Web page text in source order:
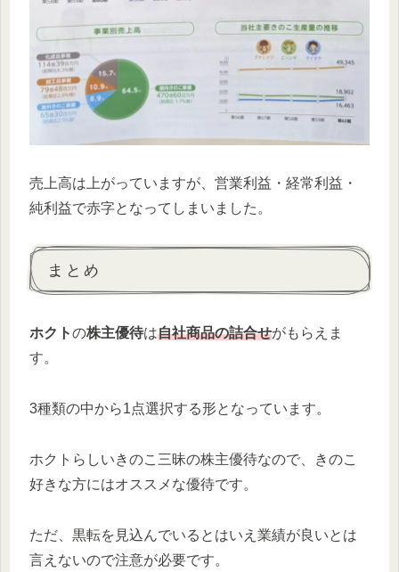
売上高は上がっていますが、営業利益・経常利益・
純利益で赤字となってしまいました。
まとめ
ホクトの株主優待は自社商品の詰合せがもらえま
す。
3種類の中から1点選択する形となっています。
ホクトらしいきのこ三昧の株主優待なので、きのこ
好きな方にはオススメな優待です。
ただ、黒転を見込んでいるとはいえ業績が良いとは
言えないので注意が必要です。